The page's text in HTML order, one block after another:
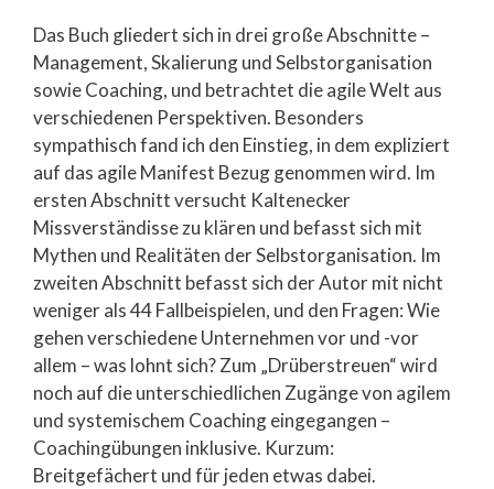
Das Buch gliedert sich in drei große Abschnitte –
Management, Skalierung und Selbstorganisation
sowie Coaching, und betrachtet die agile Welt aus
verschiedenen Perspektiven. Besonders
sympathisch fand ich den Einstieg, in dem expliziert
auf das agile Manifest Bezug genommen wird. Im
ersten Abschnitt versucht Kaltenecker
Missverständisse zu klären und befasst sich mit
Mythen und Realitäten der Selbstorganisation. Im
zweiten Abschnitt befasst sich der Autor mit nicht
weniger als 44 Fallbeispielen, und den Fragen: Wie
gehen verschiedene Unternehmen vor und -vor
allem – was lohnt sich? Zum „Drüberstreuen“ wird
noch auf die unterschiedlichen Zugänge von agilem
und systemischem Coaching eingegangen –
Coachingübungen inklusive. Kurzum:
Breitgefächert und für jeden etwas dabei.